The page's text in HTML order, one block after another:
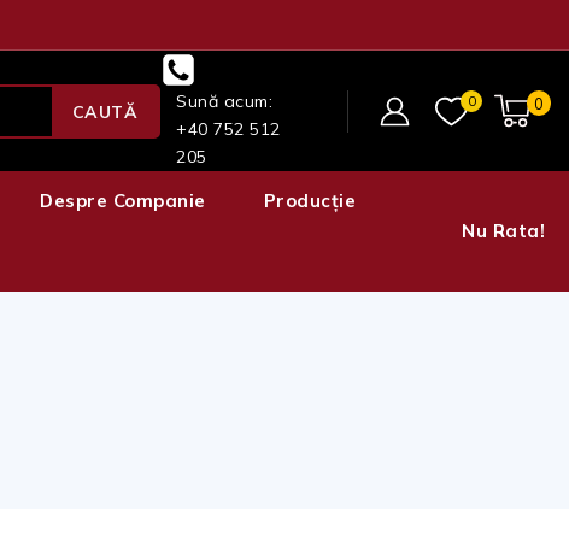
CAUTĂ
Sună acum:
+40 752 512
205
0 0
Despre Companie Producție
Nu Rata!